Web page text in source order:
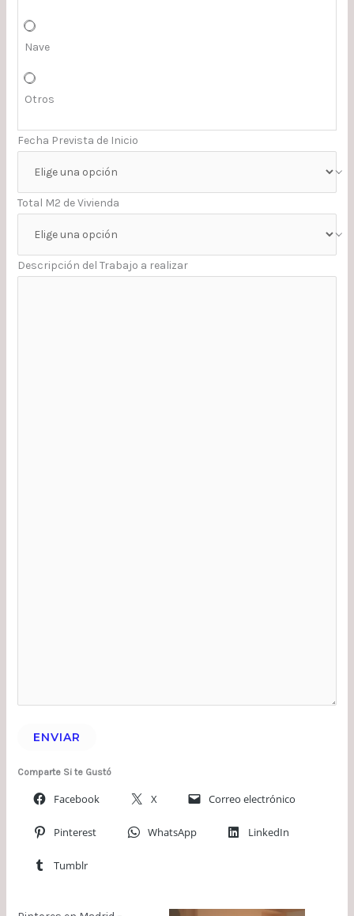
Nave
Otros
Fecha Prevista de Inicio
Total M2 de Vivienda
Descripción del Trabajo a realizar
ENVIAR
Comparte Si te Gustó
Facebook X Correo electrónico
Pinterest WhatsApp LinkedIn
Tumblr